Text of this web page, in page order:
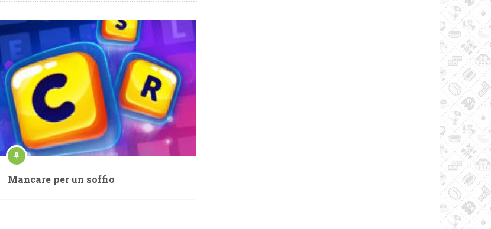
Mancare per un soffio